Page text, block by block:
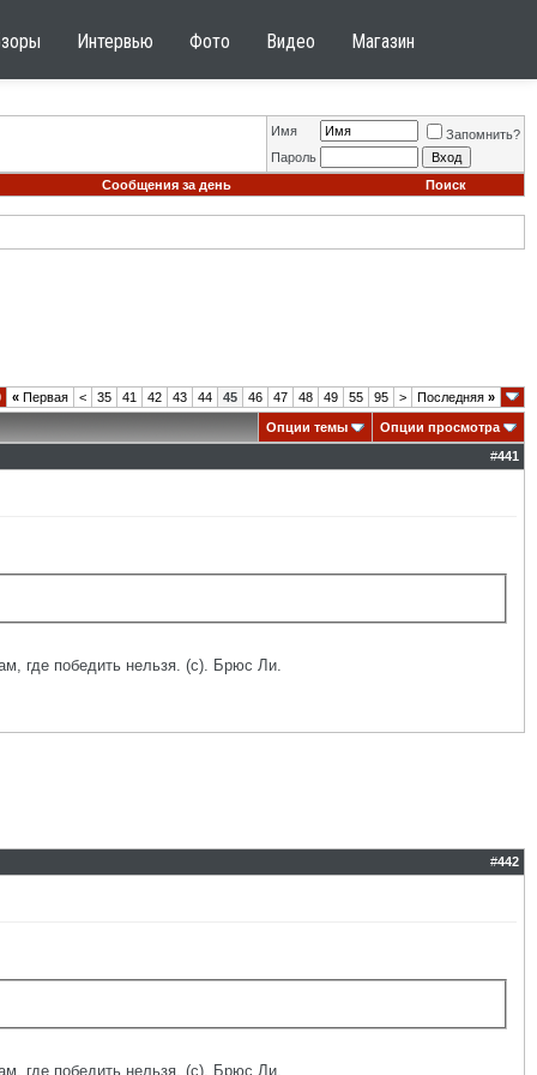
Интервью Фото Видео Магазин
Имя
Запомнить?
Пароль
Сообщения за день Поиск
« Первая < 35 41 42 43 44 45 46 47 48 49 55 95 > Последняя »
Опции темы
Опции просмотра
#441
где победить нельзя. (с). Брюс Ли.
#442
где победить нельзя. (с). Брюс Ли.